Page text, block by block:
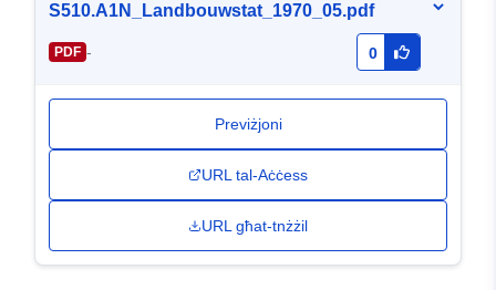
S510.A1N_Landbouwstat_1970_05.pdf
PDF - 0
Previżjoni
URL tal-Aċċess
URL għat-tnżżil